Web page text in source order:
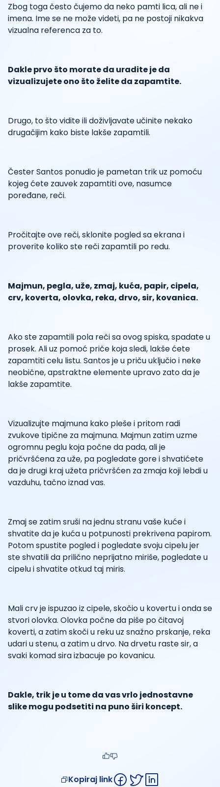
Zbog toga često čujemo da neko pamti lica, ali ne i
imena. Ime se ne može videti, pa ne postoji nikakva
vizualna referenca za to.
Dakle prvo što morate da uradite je da
vizualizujete ono što želite da zapamtite.
Drugo, to što vidite ili doživljavate učinite nekako
drugačijim kako biste lakše zapamtili.
Čester Santos ponudio je pametan trik uz pomoću
kojeg ćete zauvek zapamtiti ove, nasumce
poređane, reči.
Pročitajte ove reči, sklonite pogled sa ekrana i
proverite koliko ste reči zapamtili po redu.
Majmun, pegla, uže, zmaj, kuća, papir, cipela,
crv, koverta, olovka, reka, drvo, sir, kovanica.
Ako ste zapamtili pola reči sa ovog spiska, spadate u
prosek. Ali uz pomoć priče koja sledi, lakše ćete
zapamtiti celu listu. Santos je u priču uključio i neke
neobične, apstraktne elemente upravo zato da je
lakše zapamtite.
Vizualizujte majmuna kako pleše i pritom radi
zvukove tipične za majmuna. Majmun zatim uzme
ogromnu peglu koja počne da pada, ali je
pričvršćena za uže, pa pogledate gore i shvatićete
da je drugi kraj užeta pričvršćen za zmaja koji lebdi u
vazduhu, tačno iznad vas.
Zmaj se zatim sruši na jednu stranu vaše kuće i
shvatite da je kuća u potpunosti prekrivena papirom.
Potom spustite pogled i pogledate svoju cipelu jer
ste shvatili da prilično neprijatno miriše, pogledate u
cipelu i shvatite otkud taj miris.
Mali crv je ispuzao iz cipele, skočio u kovertu i onda se
stvori olovka. Olovka počne da piše po čitavoj
koverti, a zatim skoči u reku uz snažno prskanje, reka
udari u stenu, a zatim u drvo. Na drvetu raste sir, a
svaki komad sira izbacuje po kovanicu.
Dakle, trik je u tome da vas vrlo jednostavne
slike mogu podsetiti na puno širi koncept.
Kopiraj link